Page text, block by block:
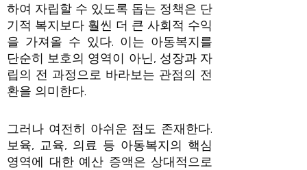
하여 자립할 수 있도록 돕는 정책은 단
기적 복지보다 훨씬 더 큰 사회적 수익
을 가져올 수 있다. 이는 아동복지를
단순히 보호의 영역이 아닌, 성장과 자
립의 전 과정으로 바라보는 관점의 전
환을 의미한다.
그러나 여전히 아쉬운 점도 존재한다.
보육, 교육, 의료 등 아동복지의 핵심
영역에 대한 예산 증액은 상대적으로